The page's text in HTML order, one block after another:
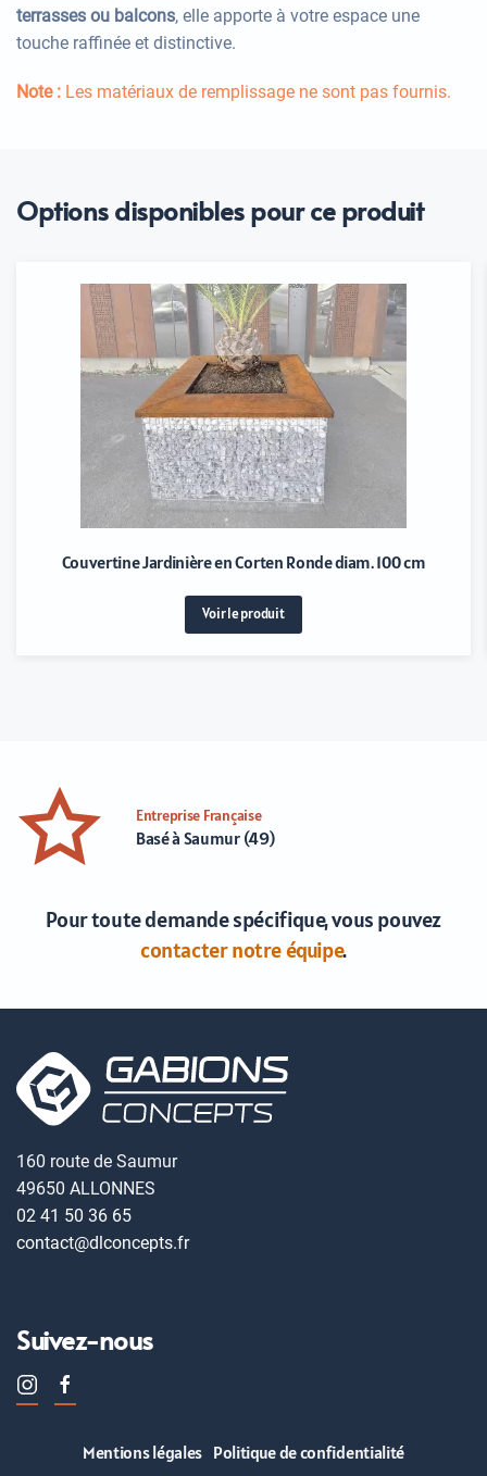
terrasses ou balcons, elle apporte à votre espace une
touche raffinée et distinctive.
Note : Les matériaux de remplissage ne sont pas fournis.
Options disponibles pour ce produit
Couvertine Jardinière en Corten Ronde diam. 120 cm
Voir le produit
Entreprise Française
Basé à Saumur (49)
Pour toute demande spécifique, vous pouvez
contacter notre équipe.
160 route de Saumur
49650 ALLONNES
02 41 50 36 65
contact@dlconcepts.fr
Suivez-nous
Mentions légales Politique de confidentialité